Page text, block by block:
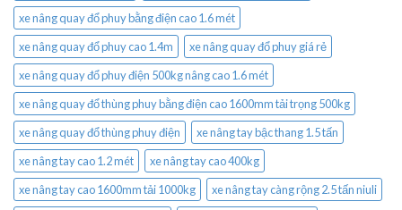
xe nâng quay đổ phuy bằng điện cao 1.6 mét
xe nâng quay đổ phuy cao 1.4m
xe nâng quay đổ phuy giá rẻ
xe nâng quay đổ phuy điện 500kg nâng cao 1.6 mét
xe nâng quay đổ thùng phuy bằng điện cao 1600mm tải trọng 500kg
xe nâng quay đổ thùng phuy điện
xe nâng tay bậc thang 1.5 tấn
xe nâng tay cao 1.2 mét
xe nâng tay cao 400kg
xe nâng tay cao 1600mm tải 1000kg
xe nâng tay càng rộng 2.5 tấn niuli